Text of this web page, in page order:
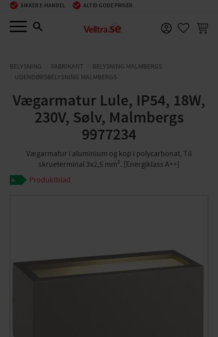
Menu
SIKKER E-HANDEL ALTID GODE PRISER
BELYSNING FABRIKANT
BELYSNING MALMBERGS
UDENDØRSBELYSNING MALMBERGS
Vægarmatur Lule, IP54, 18W,
230V, Sølv, Malmbergs
9977234
Vægarmatur i aluminium og kop i polycarbonat, Til
skrueterminal 3x2,5 mm². [Energiklass A++]
Produktblad